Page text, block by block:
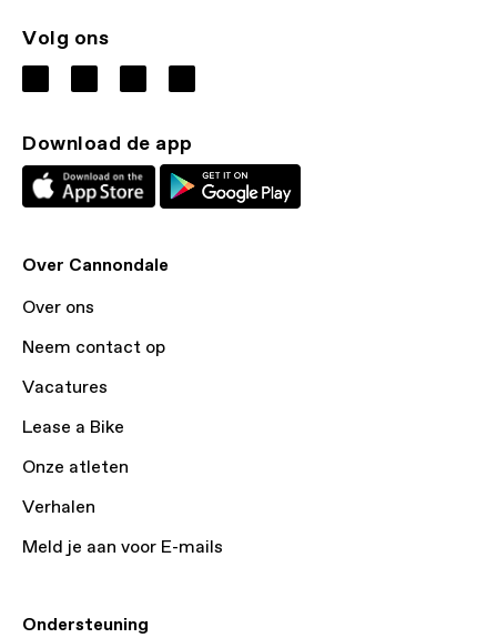
Volg ons
Download de app
Over Cannondale
Over ons
Neem contact op
Vacatures
Lease a Bike
Onze atleten
Verhalen
Meld je aan voor E-mails
Ondersteuning